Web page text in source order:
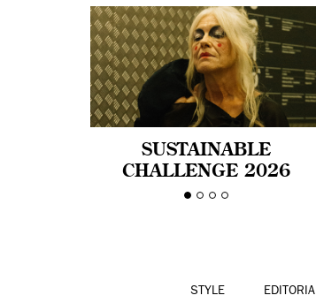
SUSTAINABLE
CHALLENGE 2026
CELEBRA LA
STYLE